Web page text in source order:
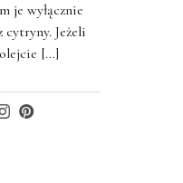
je wyłącznie
Jeżeli
[…]